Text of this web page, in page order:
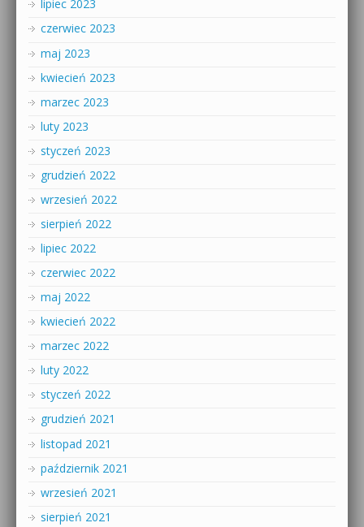
lipiec 2023
czerwiec 2023
maj 2023
kwiecień 2023
marzec 2023
luty 2023
styczeń 2023
grudzień 2022
wrzesień 2022
sierpień 2022
lipiec 2022
czerwiec 2022
maj 2022
kwiecień 2022
marzec 2022
luty 2022
styczeń 2022
grudzień 2021
listopad 2021
październik 2021
wrzesień 2021
sierpień 2021